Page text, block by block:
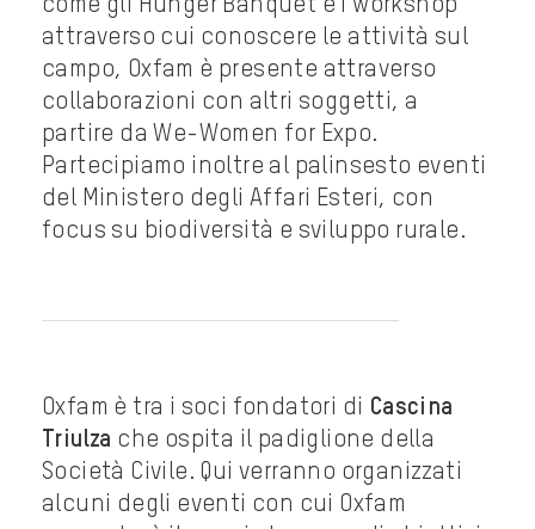
come gli Hunger Banquet e i workshop
attraverso cui conoscere le attività sul
campo, Oxfam è presente attraverso
collaborazioni con altri soggetti, a
partire da We-Women for Expo.
Partecipiamo inoltre al palinsesto eventi
del Ministero degli Affari Esteri, con
focus su biodiversità e sviluppo rurale.
Oxfam è tra i soci fondatori di Cascina
Triulza che ospita il padiglione della
Società Civile. Qui verranno organizzati
alcuni degli eventi con cui Oxfam